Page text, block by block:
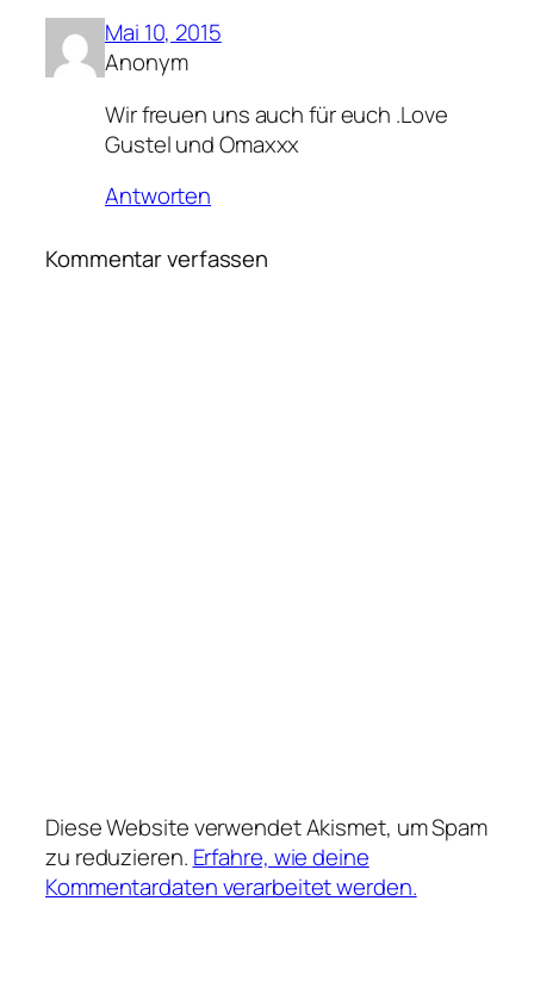
Mai 10, 2015
Anonym
Wir freuen uns auch für euch .Love
Gustel und Omaxxx
Antworten
Kommentar verfassen
Diese Website verwendet Akismet, um Spam
zu reduzieren. Erfahre, wie deine
Kommentardaten verarbeitet werden.